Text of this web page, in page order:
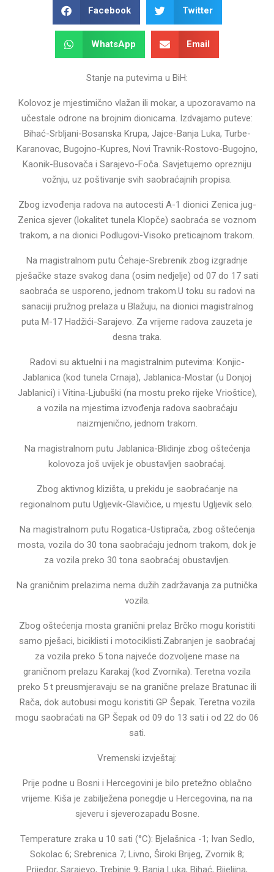
Facebook Twitter
WhatsApp Email
Stanje na putevima u BiH:
Kolovoz je mjestimično vlažan ili mokar, a upozoravamo na
učestale odrone na brojnim dionicama. Izdvajamo puteve:
Bihać-Srbljani-Bosanska Krupa, Jajce-Banja Luka, Turbe-
Karanovac, Bugojno-Kupres, Novi Travnik-Rostovo-Bugojno,
Kaonik-Busovača i Sarajevo-Foča. Savjetujemo oprezniju
vožnju, uz poštivanje svih saobraćajnih propisa.
Zbog izvođenja radova na autocesti A-1 dionici Zenica jug-
Zenica sjever (lokalitet tunela Klopče) saobraća se voznom
trakom, a na dionici Podlugovi-Visoko preticajnom trakom.
Na magistralnom putu Ćehaje-Srebrenik zbog izgradnje
pješačke staze svakog dana (osim nedjelje) od 07 do 17 sati
saobraća se usporeno, jednom trakom.U toku su radovi na
sanaciji pružnog prelaza u Blažuju, na dionici magistralnog
puta M-17 Hadžići-Sarajevo. Za vrijeme radova zauzeta je
desna traka.
Radovi su aktuelni i na magistralnim putevima: Konjic-
Jablanica (kod tunela Crnaja), Jablanica-Mostar (u Donjoj
Jablanici) i Vitina-Ljubuški (na mostu preko rijeke Vrioštice),
a vozila na mjestima izvođenja radova saobraćaju
naizmjenično, jednom trakom.
Na magistralnom putu Jablanica-Blidinje zbog oštećenja
kolovoza još uvijek je obustavljen saobraćaj.
Zbog aktivnog klizišta, u prekidu je saobraćanje na
regionalnom putu Ugljevik-Glavičice, u mjestu Ugljevik selo.
Na magistralnom putu Rogatica-Ustiprača, zbog oštećenja
mosta, vozila do 30 tona saobraćaju jednom trakom, dok je
za vozila preko 30 tona saobraćaj obustavljen.
Na graničnim prelazima nema dužih zadržavanja za putnička
vozila.
Zbog oštećenja mosta granični prelaz Brčko mogu koristiti
samo pješaci, biciklisti i motociklisti.Zabranjen je saobraćaj
za vozila preko 5 tona najveće dozvoljene mase na
graničnom prelazu Karakaj (kod Zvornika). Teretna vozila
preko 5 t preusmjeravaju se na granične prelaze Bratunac ili
Rača, dok autobusi mogu koristiti GP Šepak. Teretna vozila
mogu saobraćati na GP Šepak od 09 do 13 sati i od 22 do 06
sati.
Vremenski izvještaj:
Prije podne u Bosni i Hercegovini je bilo pretežno oblačno
vrijeme. Kiša je zabilježena ponegdje u Hercegovina, na na
sjeveru i sjeverozapadu Bosne.
Temperature zraka u 10 sati (°C): Bjelašnica -1; Ivan Sedlo,
Sokolac 6; Srebrenica 7; Livno, Široki Brijeg, Zvornik 8;
Prijedor, Sarajevo, Trebinje 9; Banja Luka, Bihać, Bijeljina,